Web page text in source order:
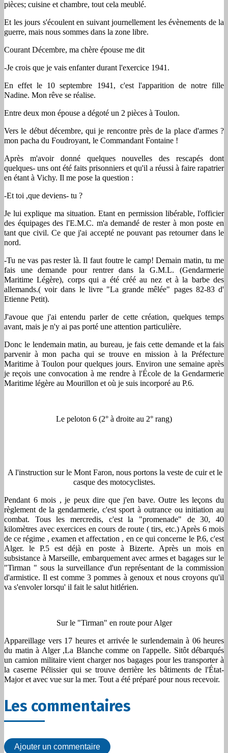
pièces; cuisine et chambre, tout cela meublé.
Et les jours s'écoulent en suivant journellement les évènements de la
guerre, mais nous sommes dans la zone libre.
Courant Décembre, ma chère épouse me dit
-Je crois que je vais enfanter durant l'exercice 1941.
En effet le 10 septembre 1941, c'est l'apparition de notre fille
Nadine. Mon rêve se réalise.
Entre deux mon épouse a dégoté un 2 pièces à Toulon.
Vers le début décembre, qui je rencontre près de la place d'armes ?
mon pacha du Foudroyant, le Commandant Fontaine !
Après m'avoir donné quelques nouvelles des rescapés dont
quelques- uns ont été faits prisonniers et qu'il a réussi à faire rapatrier
en étant à Vichy. Il me pose la question :
-Et toi ,que deviens- tu ?
Je lui explique ma situation. Etant en permission libérable, l'officier
des équipages des l'E.M.C. m'a demandé de rester à mon poste en
tant que civil. Ce que j'ai accepté ne pouvant pas retourner dans le
nord.
-Tu ne vas pas rester là. Il faut foutre le camp! Demain matin, tu me
fais une demande pour rentrer dans la G.M.L. (Gendarmerie
Maritime Légère), corps qui a été créé au nez et à la barbe des
allemands.( voir dans le livre "La grande mêlée" pages 82-83 d'
Etienne Petit).
J'avoue que j'ai entendu parler de cette création, quelques temps
avant, mais je n'y ai pas porté une attention particulière.
Donc le lendemain matin, au bureau, je fais cette demande et la fais
parvenir à mon pacha qui se trouve en mission à la Préfecture
Maritime à Toulon pour quelques jours. Environ une semaine après
je reçois une convocation à me rendre à l'École de la Gendarmerie
Maritime légère au Mourillon et où je suis incorporé au P.6.
Le peloton 6 (2° à droite au 2° rang)
A l'instruction sur le Mont Faron, nous portons la veste de cuir et le
casque des motocyclistes.
Pendant 6 mois , je peux dire que j'en bave. Outre les leçons du
règlement de la gendarmerie, c'est sport à outrance ou initiation au
combat. Tous les mercredis, c'est la "promenade" de 30, 40
kilomètres avec exercices en cours de route ( tirs, etc.) Après 6 mois
de ce régime , examen et affectation , en ce qui concerne le P.6, c'est
Alger. le P.5 est déjà en poste à Bizerte. Après un mois en
subsistance à Marseille, embarquement avec armes et bagages sur le
"Tirman " sous la surveillance d'un représentant de la commission
d'armistice. Il est comme 3 pommes à genoux et nous croyons qu'il
va s'envoler lorsqu' il fait le salut hitlérien.
Sur le "Tirman" en route pour Alger
Appareillage vers 17 heures et arrivée le surlendemain à 06 heures
du matin à Alger ,La Blanche comme on l'appelle. Sitôt débarqués
un camion militaire vient charger nos bagages pour les transporter à
la caserne Pélissier qui se trouve derrière les bâtiments de l'État-
Major et avec vue sur la mer. Tout a été préparé pour nous recevoir.
Les commentaires
Ajouter un commentaire